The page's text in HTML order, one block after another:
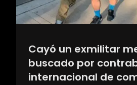
Cayó un exmilitar
buscado por
internacional de